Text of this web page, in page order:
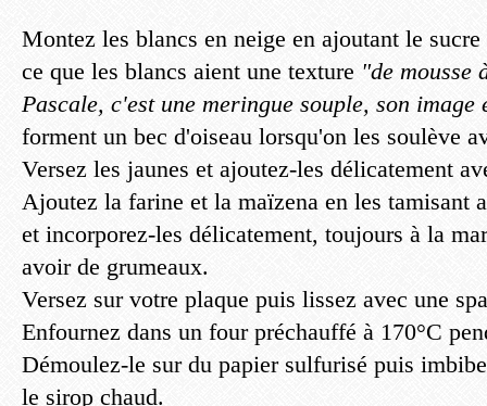
Montez les blancs en neige en ajoutant le
ce que les blancs aient une texture "de mousse
Pascale, c'est une meringue souple, son image
forment un bec d'oiseau lorsqu'on les soulève
Versez les jaunes et ajoutez-les délicatement
Ajoutez la farine et la maïzena en les tamisant
et incorporez-les délicatement, toujours à la
avoir de grumeaux.
Versez sur votre plaque puis lissez avec une
Enfournez dans un four préchauffé à 170°C
Démoulez-le sur du papier sulfurisé puis
le sirop chaud.